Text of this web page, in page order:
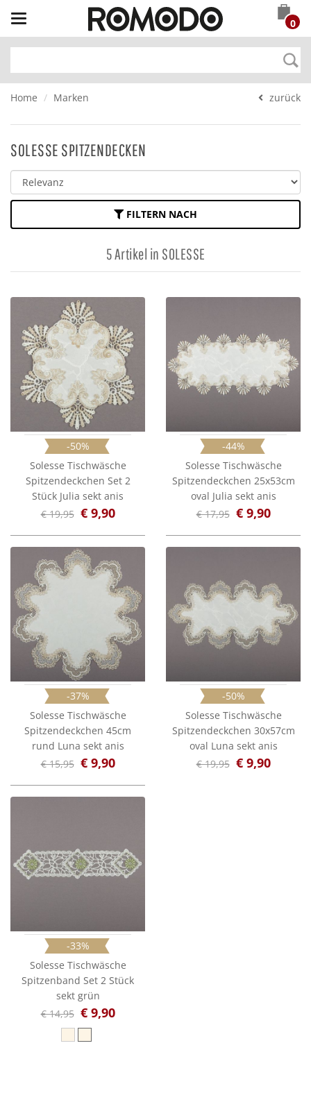
Toggle
navigation
0
Home Marken zurück
SOLESSE SPITZENDECKEN
FILTERN NACH
5 Artikel in SOLESSE
-50%
Solesse Tischwäsche
Spitzendeckchen Set 2
Stück Julia sekt anis
€ 19,95 € 9,90
-44%
Solesse Tischwäsche
Spitzendeckchen 25x53cm
oval Julia sekt anis
€ 17,95 € 9,90
-37%
Solesse Tischwäsche
Spitzendeckchen 45cm
rund Luna sekt anis
€ 15,95 € 9,90
-50%
Solesse Tischwäsche
Spitzendeckchen 30x57cm
oval Luna sekt anis
€ 19,95 € 9,90
-33%
Solesse Tischwäsche
Spitzenband Set 2 Stück
sekt grün
€ 14,95 € 9,90